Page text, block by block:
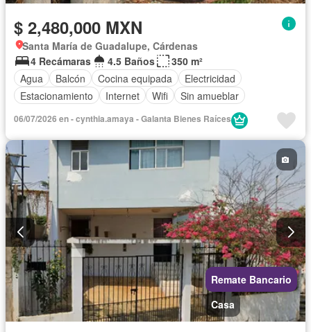
$ 2,480,000 MXN
Santa María de Guadalupe, Cárdenas
4 Recámaras
4.5 Baños
350 m²
Agua
Balcón Cocina equipada
Electricidad
Estacionamiento
Internet Wifi Sin amueblar
06/07/2026 en - cynthia.amaya - Galanta Bienes Raíces
Remate Bancario
Casa